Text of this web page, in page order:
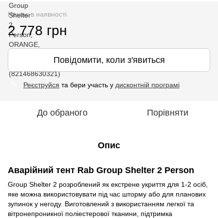
Немає в наявності
2 778 грн
Повідомити, коли з'явиться
Реєструйся та бери участь у дисконтній програмі
До обраного Порівняти
Опис
Аварійний тент Rab Group Shelter 2 Person
Group Shelter 2 розроблений як екстрене укриття для 1-2 осіб,
яке можна використовувати під час шторму або для планових
зупинок у негоду. Виготовлений з використанням легкої та
вітронепроникної поліестерової тканини, підтримка